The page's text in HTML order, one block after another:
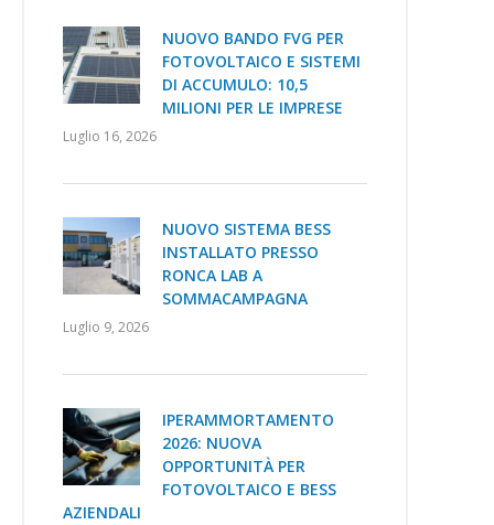
NUOVO BANDO FVG PER
FOTOVOLTAICO E SISTEMI
DI ACCUMULO: 10,5
MILIONI PER LE IMPRESE
Luglio 16, 2026
NUOVO SISTEMA BESS
INSTALLATO PRESSO
RONCA LAB A
SOMMACAMPAGNA
Luglio 9, 2026
IPERAMMORTAMENTO
2026: NUOVA
OPPORTUNITÀ PER
FOTOVOLTAICO E BESS
AZIENDALI